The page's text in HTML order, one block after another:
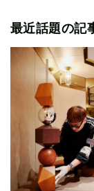
最近話題の記